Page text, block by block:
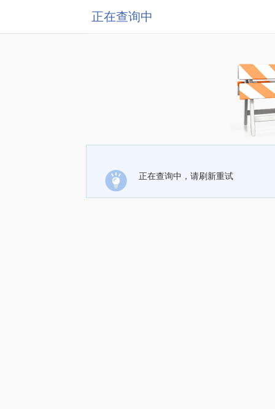
正在查询中
正在查询中，请刷新重试